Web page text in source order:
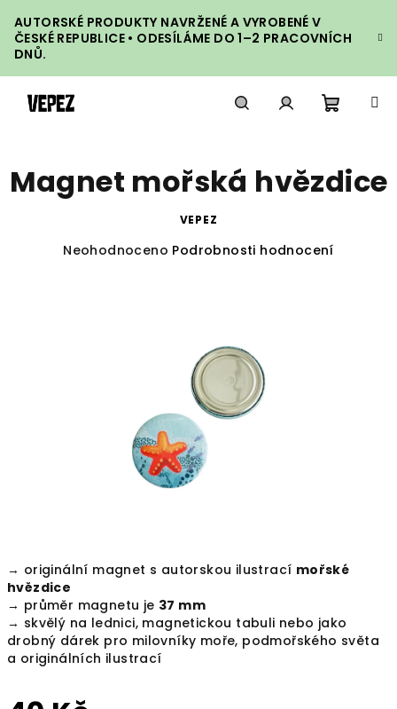
na
obsah
AUTORSKÉ PRODUKTY NAVRŽENÉ A VYROBENÉ V
ČESKÉ REPUBLICE • ODESÍLÁME DO 1–2 PRACOVNÍCH
DNŮ.
košík
→ originální magnet s autorskou ilustrací mořské
hvězdice
→ průměr magnetu je 37 mm
→ skvělý na lednici, magnetickou tabuli nebo jako
drobný dárek pro milovníky moře, podmořského světa
a originálních ilustrací
Magnet mořská hvězdice
VEPEZ
Průměrné
Neohodnoceno Podrobnosti hodnocení